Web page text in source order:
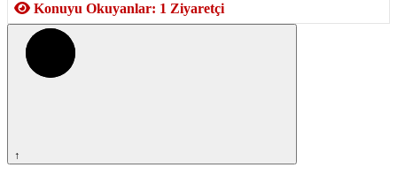
Konuyu Okuyanlar: 1 Ziyaretçi
↑